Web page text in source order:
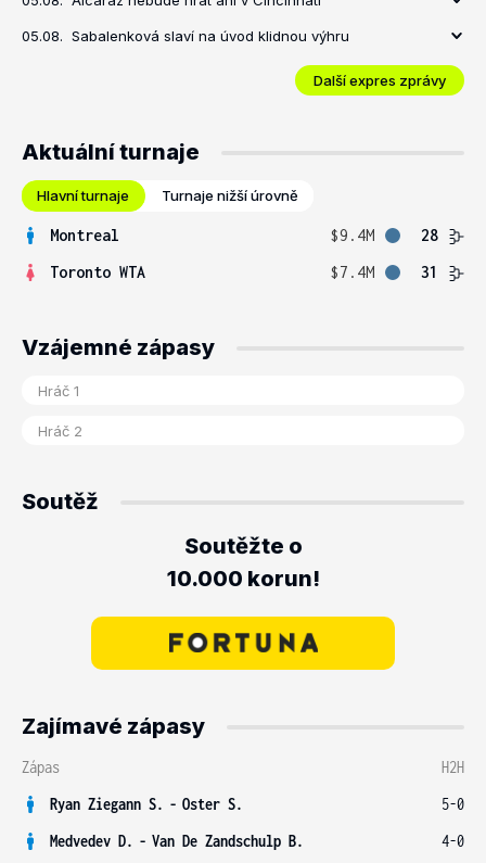
05.08. Sabalenková slaví na úvod klidnou výhru
Další expres zprávy
Aktuální turnaje
Hlavní turnaje Turnaje nižší úrovně
Montreal $9.4M
28
Toronto WTA
$7.4M 31
Vzájemné zápasy
Soutěž
Soutěžte o
10.000 korun!
Zajímavé zápasy
Zápas
H2H
Ryan Ziegann S. - Oster S.
5-0
Medvedev D. - Van De Zandschulp B.
4-0